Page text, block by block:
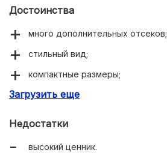
Достоинства
много дополнительных отсеков;
стильный вид;
компактные размеры;
комфортное использование.
Загрузить еще
Недостатки
высокий ценник.